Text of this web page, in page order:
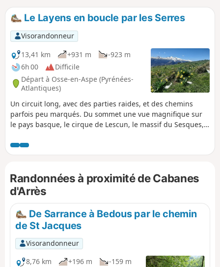
Le Layens en boucle par les Serres
Visorandonneur
13,41 km
+931 m
-923 m
6h 00
Difficile
Départ à Osse-en-Aspe (Pyrénées-
Atlantiques)
Un circuit long, avec des parties raides, et des chemins
parfois peu marqués. Du sommet une vue magnifique sur
le pays basque, le cirque de Lescun, le massif du Sesques,
Randonnées à proximité de Cabanes
d'Arrès
De Sarrance à Bedous par le chemin
de St Jacques
Visorandonneur
8,76 km
+196 m
-159 m